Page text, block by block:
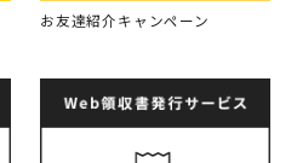
お友達紹介キャンペーン